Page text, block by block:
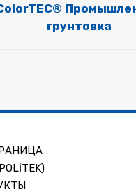
грунтовка